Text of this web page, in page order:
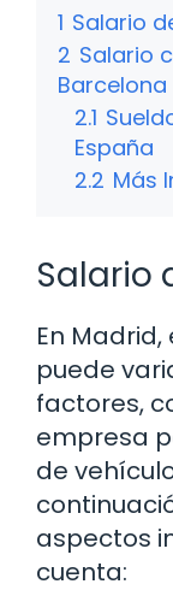
1 Salario
2 Salario
Barcelona
2.1
España
2.2 Más
Salario
En
puede
factores,
empresa
de
aspectos
cuenta: